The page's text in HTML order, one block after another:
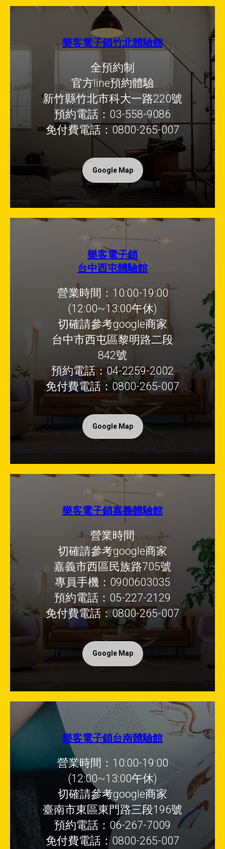
樂客電子鎖竹北體驗館
全預約制
官方line預約體驗
新竹縣竹北市科大一路220號
預約電話：03-558-9086
免付費電話：0800-265-007
Google Map
樂客電子鎖
台中西屯體驗館
營業時間：10:00-19:00
(12:00~13:00午休)
切確請參考google商家
台中市西屯區黎明路二段
842號
預約電話：04-2259-2002
免付費電話：0800-265-007
Google Map
樂客電子鎖嘉義體驗館
營業時間
切確請參考google商家
嘉義市西區民族路705號
專員手機：0900603035
預約電話：05-227-2129
免付費電話：0800-265-007
Google Map
樂客電子鎖台南體驗館
營業時間：10:00-19:00
(12:00~13:00午休)
切確請參考google商家
臺南市東區東門路三段196號
預約電話：06-267-7009
免付費電話：0800-265-007